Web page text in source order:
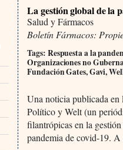
La gestión global de la
Salud y Fármacos
Boletín Fármacos:
Tags: Respuesta a la
Organizaciones no
Fundación Gates, Gavi,
Una noticia publicada en
Político y Welt (un
filantrópicas en la
pandemia de covid-19.